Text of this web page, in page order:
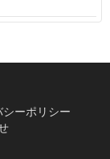
ーポリシー